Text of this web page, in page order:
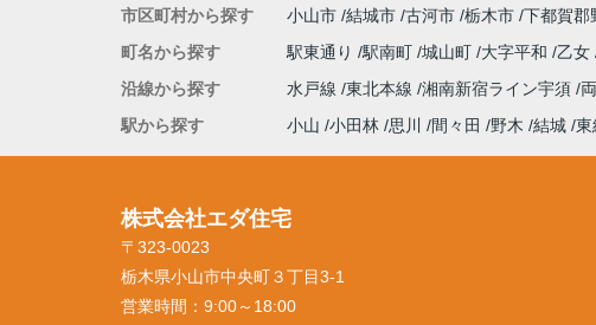
市区町村から探す 小山市 結城市 古河市 栃木市 下都賀郡
町名から探す
駅東通り 駅南町 城山町 大字平和 乙女
沿線から探す
水戸線 東北本線 湘南新宿ライン宇須
駅から探す
小山 小田林 思川 間々田 野木 結城 東
株式会社エダ住宅
〒323-0023
栃木県小山市中央町３丁目3-1
営業時間： 9:00～18:00